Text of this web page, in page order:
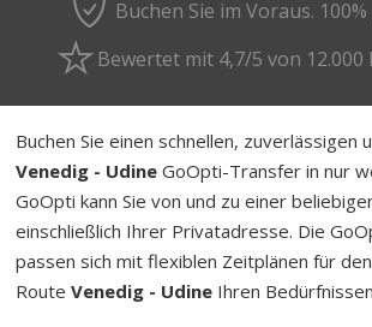
Buchen Sie im Voraus.
Bewertet mit 4,7/5 von 12.000
Buchen Sie einen schnellen, zuverlässigen
Venedig - Udine GoOpti-Transfer in nur
GoOpti kann Sie von und zu einer
einschließlich Ihrer Privatadresse. Die
passen sich mit flexiblen Zeitplänen für
RouteVenedig - Udine Ihren